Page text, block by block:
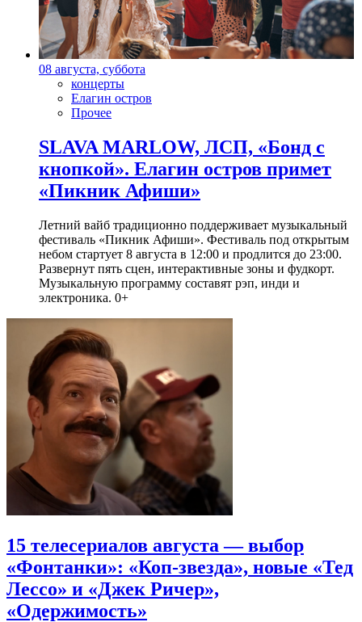
08 августа, суббота
концерты
Елагин остров
Прочее
SLAVA MARLOW, ЛСП, «Бонд с
кнопкой». Елагин остров примет
«Пикник Афиши»
Летний вайб традиционно поддерживает музыкальный
фестиваль «Пикник Афиши». Фестиваль под открытым
небом стартует 8 августа в 12:00 и продлится до 23:00.
Развернут пять сцен, интерактивные зоны и фудкорт.
Музыкальную программу составят рэп, инди и
электроника. 0+
15 телесериалов августа — выбор
«Фонтанки»: «Коп-звезда», новые «Тед
Лессо» и «Джек Ричер»,
«Одержимость»